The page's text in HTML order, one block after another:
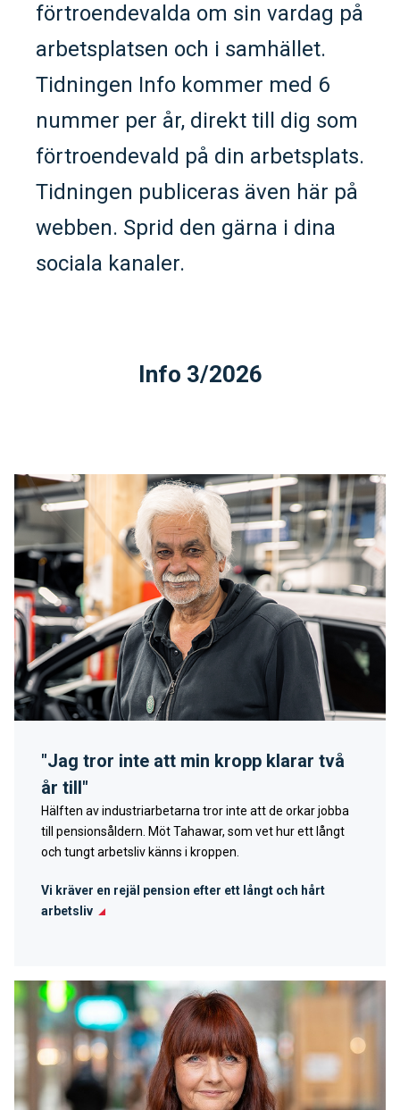
förtroendevalda om sin vardag på
arbetsplatsen och i samhället.
Tidningen Info kommer med 6
nummer per år, direkt till dig som
förtroendevald på din arbetsplats.
Tidningen publiceras även här på
webben. Sprid den gärna i dina
sociala kanaler.
Info 3/2026
"Jag tror inte att min kropp klarar två
år till"
Hälften av industriarbetarna tror inte att de orkar jobba
till pensionsåldern. Möt Tahawar, som vet hur ett långt
och tungt arbetsliv känns i kroppen.
Vi kräver en rejäl pension efter ett långt och hårt
arbetsliv